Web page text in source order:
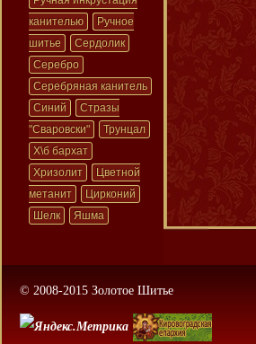
канителью
Ручное
шитье
Сердолик
Серебро
Серебряная канитель
Синий
Стразы
"Сваровски"
Трунцал
Х\б бархат
Хризолит
Цветной
метанит
Цирконий
Шелк
Яшма
© 2008-2015 Золотое Шитье